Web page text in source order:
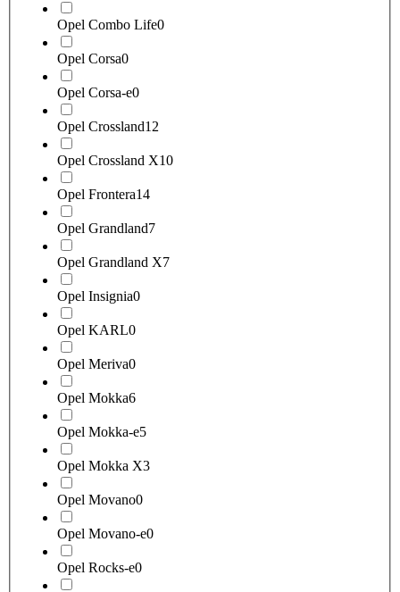
Opel Combo Life0
Opel Corsa0
Opel Corsa-e0
Opel Crossland12
Opel Crossland X10
Opel Frontera14
Opel Grandland7
Opel Grandland X7
Opel Insignia0
Opel KARL0
Opel Meriva0
Opel Mokka6
Opel Mokka-e5
Opel Mokka X3
Opel Movano0
Opel Movano-e0
Opel Rocks-e0